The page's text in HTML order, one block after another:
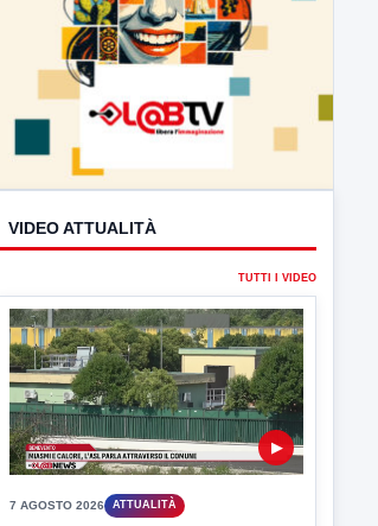
VIDEO ATTUALITÀ
TUTTI I VIDEO
▶
7 AGOSTO 2026 ATTUALITÀ
Miasmi e Calore, l'ASL parla
attraverso il Comune
Nessuna nuova moria di pesci e nessuna
criticità igienico-sanitaria nel...